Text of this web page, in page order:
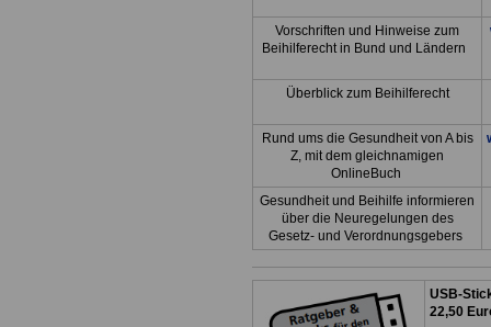
Vorschriften und Hinweise zum
Beihilferecht in Bund und Ländern
Überblick zum Beihilferecht
Rund ums die Gesundheit von A bis
Z, mit dem gleichnamigen
OnlineBuch
Gesundheit und Beihilfe informieren
über die Neuregelungen des
Gesetz- und Verordnungsgebers
USB-
22,50